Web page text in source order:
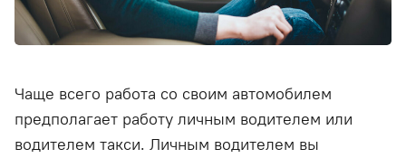
Чаще всего работа со своим автомобилем
предполагает работу личным водителем или
водителем такси. Личным водителем вы